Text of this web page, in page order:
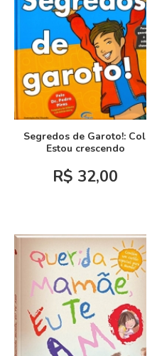
Segredos de Garoto!: Col.
Estou crescendo
R$ 32,00